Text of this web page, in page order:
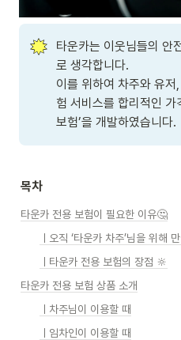
타운카는 이웃님들의 안
로 생각합니다.
이를 위하여 차주와 유
험 서비스를 합리적인 가
보험’을 개발하였습니다.
목차
타운카 전용 보험이 필요한 이유🤔
ㅣ오직 ‘타운카 차주’님을 위해
ㅣ타운카 전용 보험의 장점 🔆
타운카 전용 보험 상품 소개
ㅣ차주님이 이용할 때
ㅣ임차인이 이용할 때